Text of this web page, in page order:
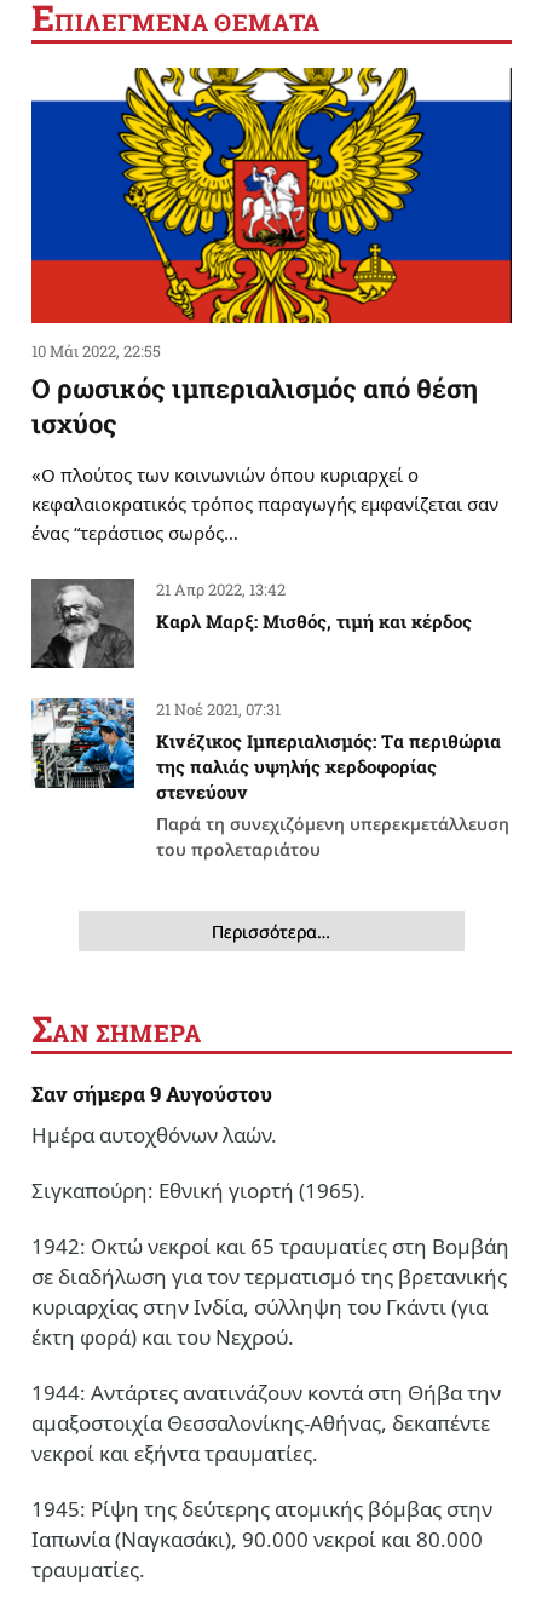
ΕΠΙΛΕΓΜΕΝΑ ΘΕΜΑΤΑ
10 Μάι 2022, 22:55
Ο ρωσικός ιμπεριαλισμός από θέση
ισχύος
«Ο πλούτος των κοινωνιών όπου κυριαρχεί ο
κεφαλαιοκρατικός τρόπος παραγωγής εμφανίζεται σαν
ένας “τεράστιος σωρός…
21 Απρ 2022, 13:42
Καρλ Μαρξ: Μισθός, τιμή και κέρδος
21 Νοέ 2021, 07:31
Κινέζικος Ιμπεριαλισμός: Tα περιθώρια
της παλιάς υψηλής κερδοφορίας
στενεύουν
Παρά τη συνεχιζόμενη υπερεκμετάλλευση
του προλεταριάτου
Περισσότερα…
ΣΑΝ ΣΗΜΕΡΑ
Σαν σήμερα 9 Αυγούστου
Ημέρα αυτοχθόνων λαών.
Σιγκαπούρη: Εθνική γιορτή (1965).
1942: Οκτώ νεκροί και 65 τραυματίες στη Βομβάη
σε διαδήλωση για τον τερματισμό της βρετανικής
κυριαρχίας στην Ινδία, σύλληψη του Γκάντι (για
έκτη φορά) και του Νεχρού.
1944: Αντάρτες ανατινάζουν κοντά στη Θήβα την
αμαξοστοιχία Θεσσαλονίκης-Αθήνας, δεκαπέντε
νεκροί και εξήντα τραυματίες.
1945: Ρίψη της δεύτερης ατομικής βόμβας στην
Ιαπωνία (Ναγκασάκι), 90.000 νεκροί και 80.000
τραυματίες.